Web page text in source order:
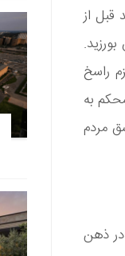
از
راسخ
به
مردم
در ذهن